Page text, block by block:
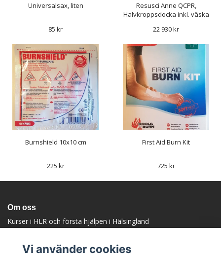
Universalsax, liten
85 kr
Resusci Anne QCPR,
Halvkroppsdocka inkl. väska
22 930 kr
Burnshield 10x10 cm
225 kr
First Aid Burn Kit
725 kr
Om oss
Kurser i HLR och första hjälpen i Hälsingland
Vi använder cookies